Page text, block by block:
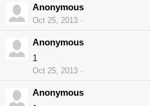
Anonymous
Oct 25, 2013
Anonymous
1
Oct 25, 2013
Anonymous